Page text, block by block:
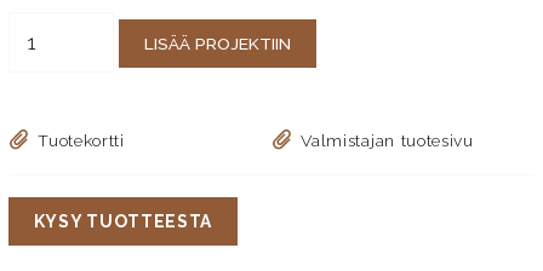
LISÄÄ PROJEKTIIN
Tuotekortti Valmistajan tuotesivu
KYSY TUOTTEESTA